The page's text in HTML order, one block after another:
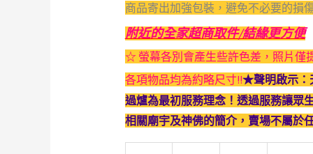
商品寄出加強包裝，避免不必要的損
附近的全家超商取件/結緣更方便
☆ 螢幕各別會產生些許色差，照片僅
各項物品均為約略尺寸!!★聲明啟示：
過爐為最初服務理念！透過服務讓眾
相關廟宇及神佛的簡介，賣場不屬於